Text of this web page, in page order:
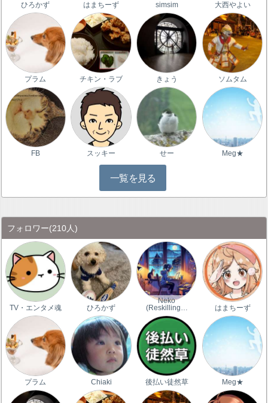
ひろかず はまちーず simsim 大西やよい
プラム チキン・ラブ きょう ソムタム
FB スッキー せー Meg★
一覧を見る
フォロワー(210人)
TV・エンタメ魂 ひろかず
Neko
(Reskilling…
はまちーず
プラム Chiaki 後払い徒然草 Meg★